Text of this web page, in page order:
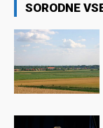
SORODNE